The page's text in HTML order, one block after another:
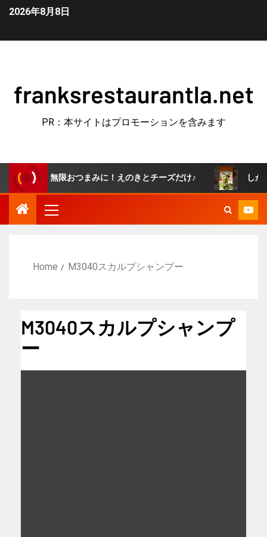
2026年8月8日
franksrestaurantla.net
PR：本サイトはプロモーションを含みます
が無限おつまみに！えのきとチーズだけ♪ しかもたった
Home M3040スカルプシャンプー
M3040スカルプシャンプ
ー